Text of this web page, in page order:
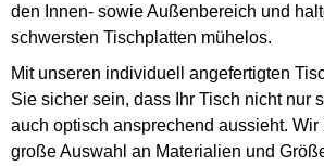
den Innen- sowie Außenbereich und
schwersten Tischplatten mühelos.
Mit unseren individuell angefertigten
Sie sicher sein, dass Ihr Tisch nicht nur
auch optisch ansprechend aussieht.
große Auswahl an Materialien und